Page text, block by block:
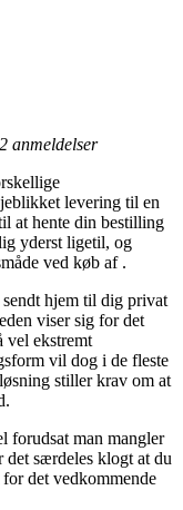
anmeldelser
levering til en
at hente din bestilling
yderst ligetil, og
ved køb af .
hjem til dig privat
viser sig for det
vel ekstremt
vil dog i de fleste
stiller krav om at
forudsat man mangler
det særdeles klogt at du
det vedkommende